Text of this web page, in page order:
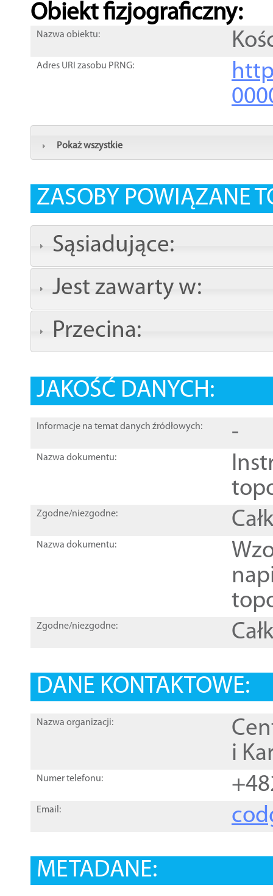
Obiekt fizjograficzny:
Nazwa obiektu:
Adres URI zasobu PRNG:
Pokaż wszystkie
ZASOBY POWIĄZANE
Sąsiadujące:
Jest zawarty w:
Przecina:
JAKOŚĆ DANYCH:
Informacje na temat danych źródłowych: -
Nazwa dokumentu:
Zgodne/niezgodne:
Nazwa dokumentu:
Zgodne/niezgodne:
DANE KONTAKTOWE:
Nazwa organizacji:
i
Numer telefonu:
Email:
METADANE: